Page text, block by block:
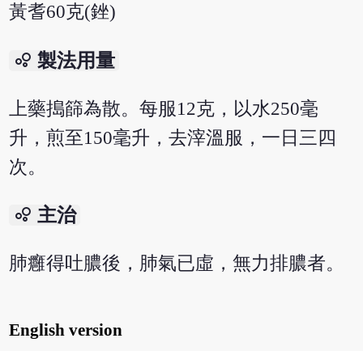
黃耆60克(銼)
bubble_chart 製法用量
上藥搗篩為散。每服12克，以水250毫
升，煎至150毫升，去滓溫服，一日三四
次。
bubble_chart 主治
肺癰得吐膿後，肺氣已虛，無力排膿者。
English version